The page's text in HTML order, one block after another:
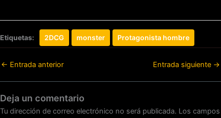
Etiquetas: 2DCG monster Protagonista hombre
← Entrada anterior Entrada siguiente →
Deja un comentario
Tu dirección de correo electrónico no será publicada. Los campos